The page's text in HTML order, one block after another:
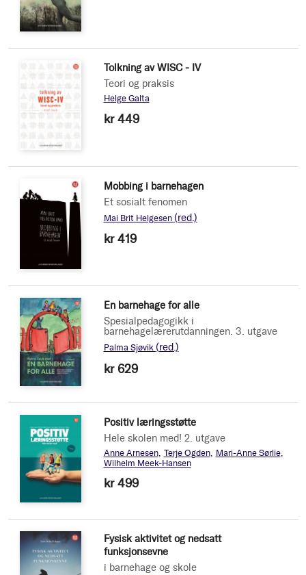
Tolkning av WISC - IV
Teori og praksis
Helge Galta
kr 449
Mobbing i barnehagen
Et sosialt fenomen
Mai Brit Helgesen (red.)
kr 419
En barnehage for alle
Spesialpedagogikk i
barnehagelærerutdanningen. 3. utgave
Palma Sjøvik (red.)
kr 629
Positiv læringsstøtte
Hele skolen med! 2. utgave
Anne Arnesen Terje Ogden
Mari-Anne Sørlie
Wilhelm Meek-Hansen
kr 499
Fysisk aktivitet og nedsatt
funksjonsevne
i barnehage og skole